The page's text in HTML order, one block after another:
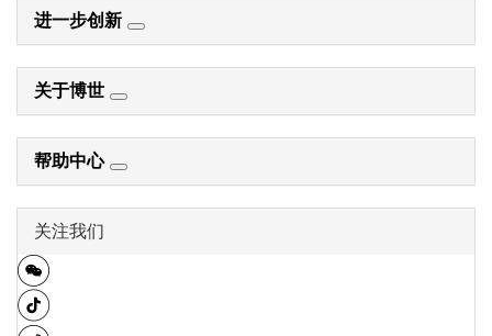
进一步创新
关于博世
帮助中心
关注我们